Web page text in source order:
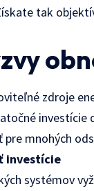
tak
zdroje
investície
mnohých
investície
systémov